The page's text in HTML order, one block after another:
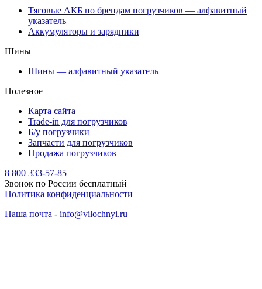
Тяговые АКБ по брендам погрузчиков — алфавитный
указатель
Аккумуляторы и зарядники
Шины
Шины — алфавитный указатель
Полезное
Карта сайта
Trade-in для погрузчиков
Б/у погрузчики
Запчасти для погрузчиков
Продажа погрузчиков
8 800 333-57-85
Звонок по России бесплатный
Политика конфиденциальности
Наша почта - info@vilochnyi.ru